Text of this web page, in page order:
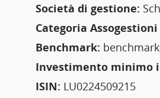
Società di gestione:
Categoria
Benchmark:
Investimento minimo
ISIN: LU0224509215